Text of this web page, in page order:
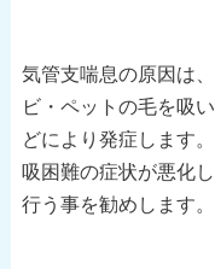
気管支喘息の原因は
ビ・ペットの毛を吸
どにより発症します
吸困難の症状が悪化
行う事を勧めします。